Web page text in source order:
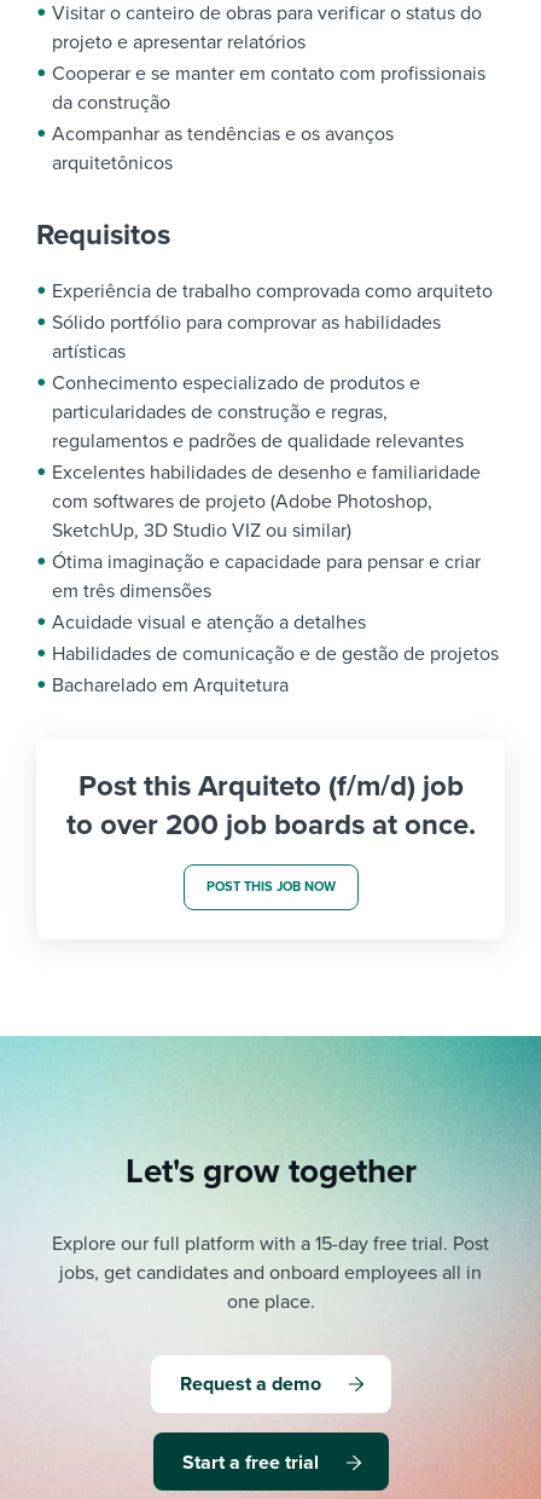
Visitar o canteiro de obras para verificar o status do
projeto e apresentar relatórios
Cooperar e se manter em contato com profissionais
da construção
Acompanhar as tendências e os avanços
arquitetônicos
Requisitos
Experiência de trabalho comprovada como arquiteto
Sólido portfólio para comprovar as habilidades
artísticas
Conhecimento especializado de produtos e
particularidades de construção e regras,
regulamentos e padrões de qualidade relevantes
Excelentes habilidades de desenho e familiaridade
com softwares de projeto (Adobe Photoshop,
SketchUp, 3D Studio VIZ ou similar)
Ótima imaginação e capacidade para pensar e criar
em três dimensões
Acuidade visual e atenção a detalhes
Habilidades de comunicação e de gestão de projetos
Bacharelado em Arquitetura
Post this Arquiteto (f/m/d) job
to over 200 job boards at once.
POST THIS JOB NOW
Let's grow together
Explore our full platform with a 15-day free trial. Post
jobs, get candidates and onboard employees all in
one place.
Request a demo
Start a free trial